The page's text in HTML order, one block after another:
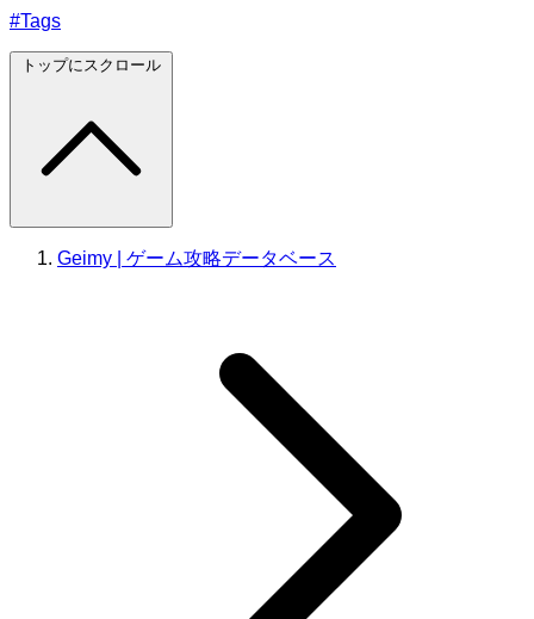
#Tags
トップにスクロール
Geimy | ゲーム攻略データベース